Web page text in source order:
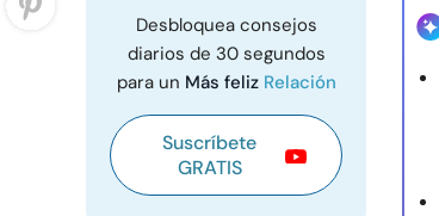
Desbloquea consejos
diarios de 30 segundos
para un Más feliz Relación
Suscríbete
GRATIS